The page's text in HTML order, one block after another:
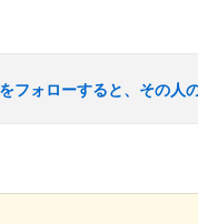
フォローすると、その人